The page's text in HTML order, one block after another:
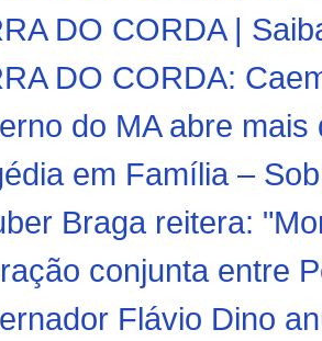
DO CORDA |
DO CORDA:
do MA abre
em Família –
Braga reitera:
conjunta entre
Flávio Dino